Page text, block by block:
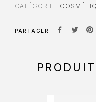
CATÉGORIE :
PARTAGER